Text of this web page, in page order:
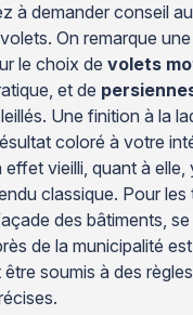
à demander conseil
On remarque une
le choix de volets
et de
Une finition à la
coloré à votre
effet vieilli, quant à elle,
classique. Pour
des bâtiments, se
de la municipalité
soumis à des règles